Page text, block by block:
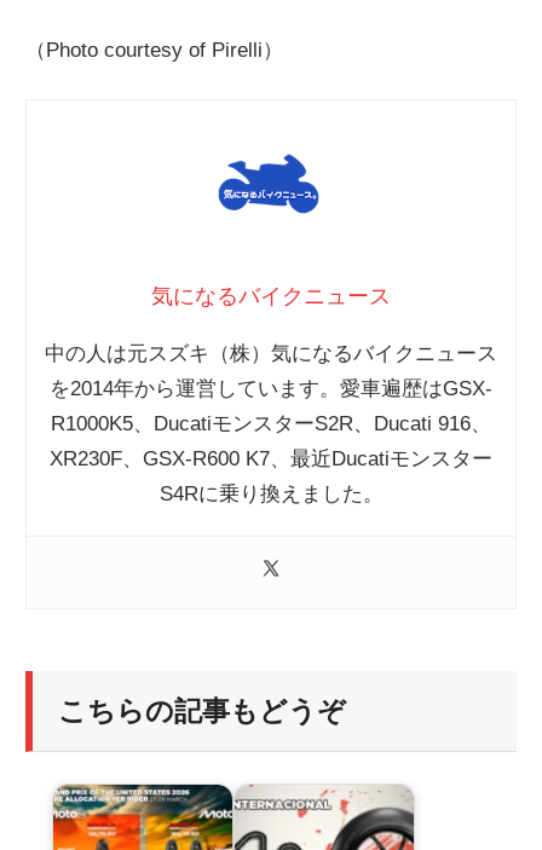
（Photo courtesy of Pirelli）
気になるバイクニュース
中の人は元スズキ（株）気になるバイクニュース
を2014年から運営しています。愛車遍歴はGSX-
R1000K5、DucatiモンスターS2R、Ducati 916、
XR230F、GSX-R600 K7、最近Ducatiモンスター
S4Rに乗り換えました。
こちらの記事もどうぞ